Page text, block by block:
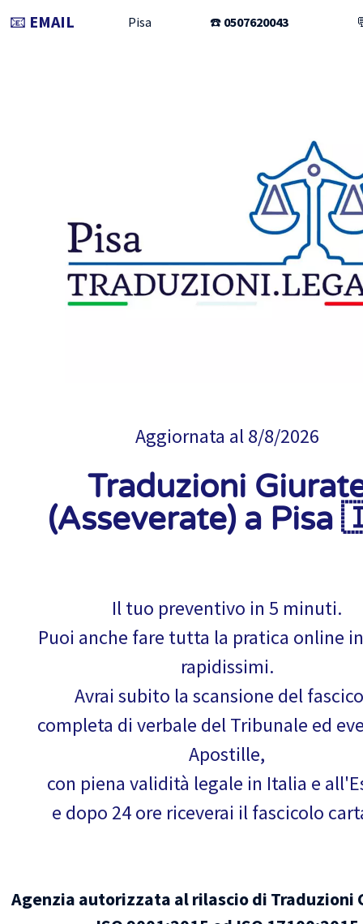
📧 EMAIL Pisa ☎️ 0507620043
Aggiornata al8/8/2026
Traduzioni
(Asseverate) a
Il tuo preventivo in 5 minuti.
Puoi anche fare tutta la pratica online
rapidissimi.
Avrai subito la scansione del
completa di verbale del Tribunale ed
Apostille,
con piena validità legale in Italia e
e dopo 24 ore riceverai il fascicolo
Agenzia autorizzata al rilascio di Traduzioni